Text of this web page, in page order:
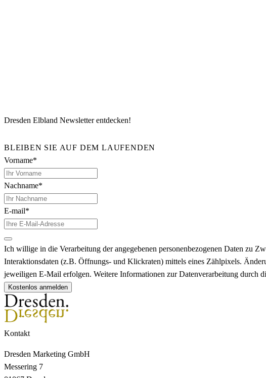
Dresden Elbland Newsletter entdecken!
BLEIBEN SIE AUF DEM LAUFENDEN
Vorname*
Nachname*
E-mail*
Ich willige in die Verarbeitung der angegebenen personenbezogenen Daten zu
Interaktionsdaten (z.B. Öffnungs- und Klickraten) mittels eines Zählpixels.
jeweiligen E-Mail erfolgen. Weitere Informationen zur Datenverarbeitung durch
Kostenlos anmelden
Kontakt
Dresden Marketing GmbH
Messering 7